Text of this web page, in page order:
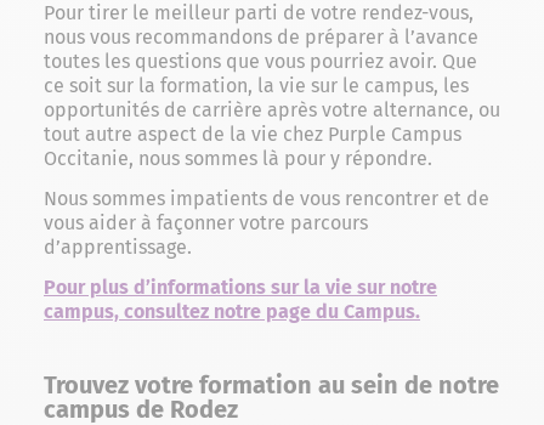
Pour tirer le meilleur parti de votre rendez-vous,
nous vous recommandons de préparer à l’avance
toutes les questions que vous pourriez avoir. Que
ce soit sur la formation, la vie sur le campus, les
opportunités de carrière après votre alternance, ou
tout autre aspect de la vie chez Purple Campus
Occitanie, nous sommes là pour y répondre.
Nous sommes impatients de vous rencontrer et de
vous aider à façonner votre parcours
d’apprentissage.
Pour plus d’informations sur la vie sur notre
campus, consultez notre page du Campus.
Trouvez votre formation au sein de notre
campus de Rodez